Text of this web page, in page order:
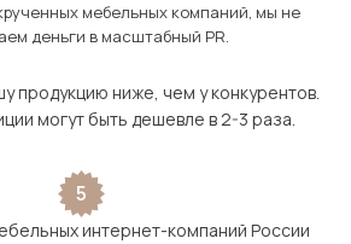
мебельных компаний, мы не
деньги в масштабный PR.
продукцию ниже, чем у конкурентов.
могут быть дешевле в 2-3 раза.
5
интернет-компаний России